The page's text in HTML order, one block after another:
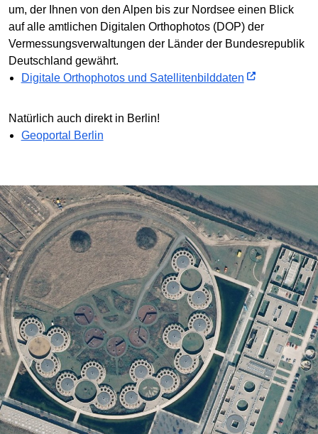
um, der Ihnen von den Alpen bis zur Nordsee einen Blick
auf alle amtlichen Digitalen Orthophotos (DOP) der
Vermessungsverwaltungen der Länder der Bundesrepublik
Deutschland gewährt.
Digitale Orthophotos und Satellitenbilddaten
Natürlich auch direkt in Berlin!
Geoportal Berlin